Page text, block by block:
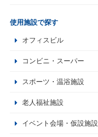
使用施設で探す
オフィスビル
コンビニ・スーパー
スポーツ・温浴施設
老人福祉施設
イベント会場・仮設施設